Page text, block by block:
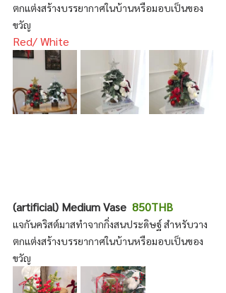
ตกแต่งสร้างบรรยากาศในบ้านหรือมอบเป็นของ
ขวัญ
Red/ White
(artificial) Medium Vase 850THB
แจกันคริสต์มาสทำจากกิ่งสนประดิษฐ์ สำหรับวาง
ตกแต่งสร้างบรรยากาศในบ้านหรือมอบเป็นของ
ขวัญ